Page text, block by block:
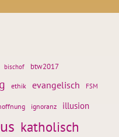
bischof btw2017
ethik evangelisch FSM
ignoranz illusion
katholisch